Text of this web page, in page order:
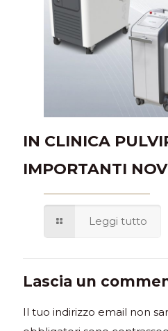
IN CLINICA
IMPORTANTI
Leggi tutto
Lascia un
Il tuo indirizzo email non